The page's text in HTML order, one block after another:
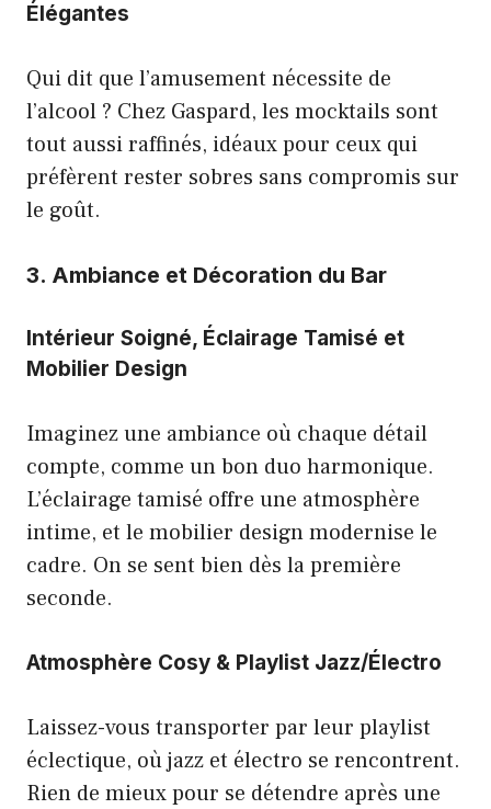
Élégantes
Qui dit que l’amusement nécessite de
l’alcool ? Chez Gaspard, les mocktails sont
tout aussi raffinés, idéaux pour ceux qui
préfèrent rester sobres sans compromis sur
le goût.
3. Ambiance et Décoration du Bar
Intérieur Soigné, Éclairage Tamisé et
Mobilier Design
Imaginez une ambiance où chaque détail
compte, comme un bon duo harmonique.
L’éclairage tamisé offre une atmosphère
intime, et le mobilier design modernise le
cadre. On se sent bien dès la première
seconde.
Atmosphère Cosy & Playlist Jazz/Électro
Laissez-vous transporter par leur playlist
éclectique, où jazz et électro se rencontrent.
Rien de mieux pour se détendre après une